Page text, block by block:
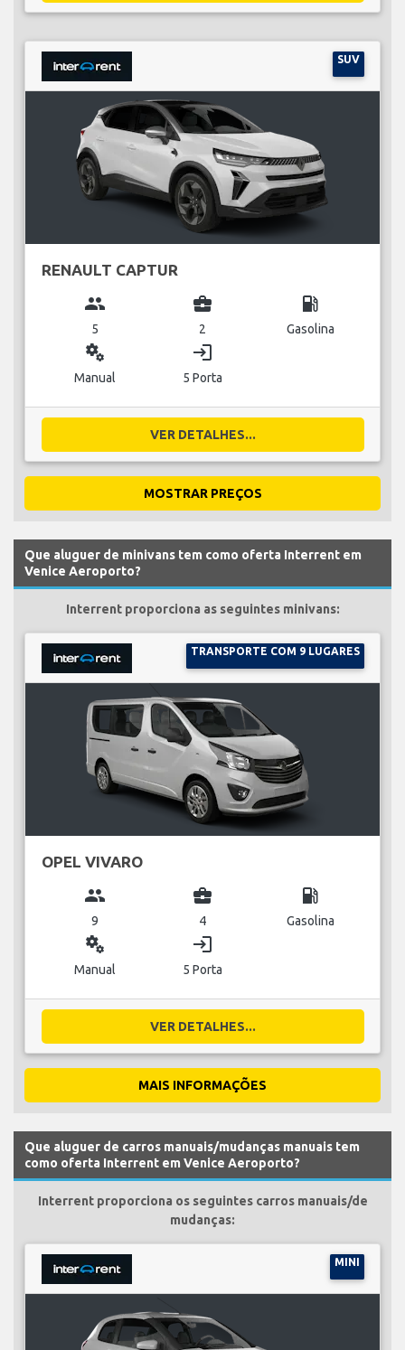
SUV
RENAULT CAPTUR
group
5
business_center
2
local_gas_station
Gasolina
miscellaneous_services
Manual
login
5 Porta
VER DETALHES...
MOSTRAR PREÇOS
Que aluguer de minivans tem como oferta Interrent em
Venice Aeroporto?
Interrent proporciona as seguintes minivans:
TRANSPORTE COM 9 LUGARES
OPEL VIVARO
group
9
business_center
4
local_gas_station
Gasolina
miscellaneous_services
Manual
login
5 Porta
VER DETALHES...
MAIS INFORMAÇÕES
Que aluguer de carros manuais/mudanças manuais tem
como oferta Interrent em Venice Aeroporto?
Interrent proporciona os seguintes carros manuais/de
mudanças:
MINI